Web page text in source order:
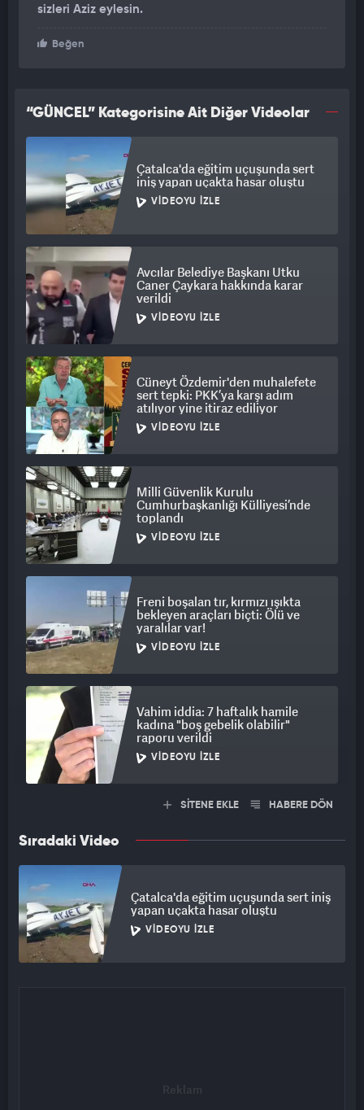
sizleri Aziz eylesin.
Beğen
“GÜNCEL” Kategorisine Ait Diğer Videolar
Çatalca'da eğitim uçuşunda sert
iniş yapan uçakta hasar oluştu
VIDEOYU İZLE
Avcılar Belediye Başkanı Utku
Caner Çaykara hakkında karar
verildi
VIDEOYU İZLE
Cüneyt Özdemir'den muhalefete
sert tepki: PKK’ya karşı adım
atılıyor yine itiraz ediliyor
VIDEOYU İZLE
Milli Güvenlik Kurulu
Cumhurbaşkanlığı Külliyesi’nde
toplandı
VIDEOYU İZLE
Freni boşalan tır, kırmızı ışıkta
bekleyen araçları biçti: Ölü ve
yaralılar var!
VIDEOYU İZLE
Vahim iddia: 7 haftalık hamile
kadına "boş gebelik olabilir"
raporu verildi
VIDEOYU İZLE
SİTENE EKLE HABERE DÖN
Sıradaki Video
Çatalca'da eğitim uçuşunda sert iniş
yapan uçakta hasar oluştu
VIDEOYU İZLE